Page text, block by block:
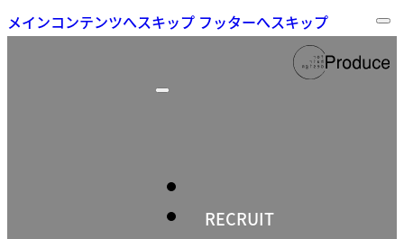
メインコンテンツへスキップ フッターへスキップ
RECRUIT